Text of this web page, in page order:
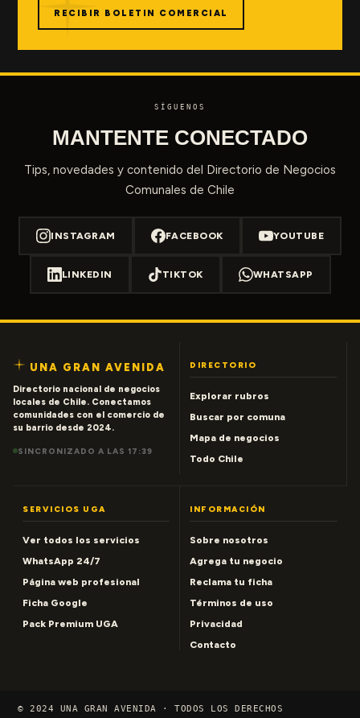
RECIBIR BOLETIN COMERCIAL
SÍGUENOS
MANTENTE CONECTADO
Tips, novedades y contenido del Directorio de Negocios
Comunales de Chile
INSTAGRAM FACEBOOK YOUTUBE
LINKEDIN TIKTOK WHATSAPP
UNA GRAN AVENIDA
Directorio nacional de negocios
locales de Chile. Conectamos
comunidades con el comercio de
su barrio desde 2024.
SINCRONIZADO A LAS 17:39
DIRECTORIO
Explorar rubros
Buscar por comuna
Mapa de negocios
Todo Chile
SERVICIOS UGA
Ver todos los servicios
WhatsApp 24/7
Página web profesional
Ficha Google
Pack Premium UGA
INFORMACIÓN
Sobre nosotros
Agrega tu negocio
Reclama tu ficha
Términos de uso
Privacidad
Contacto
© 2024 UNA GRAN AVENIDA · TODOS LOS DERECHOS